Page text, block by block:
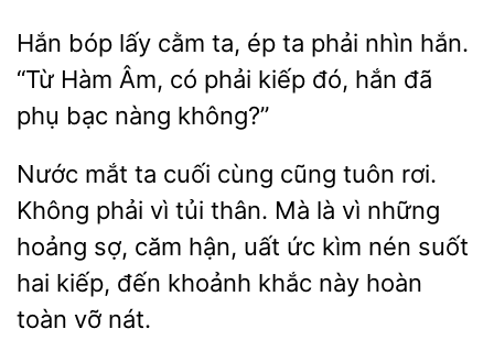
Hắn bóp lấy cằm ta, ép ta phải nhìn hắn.
“Từ
có phải kiếp đó,
đã
phụ bạc nàng không?”
Nước mắt ta cuối cùng cũng tuôn rơi.
Không
vì tủi thân. Mà là vì những
hoảng sợ, căm hận,
ức kìm nén suốt
kiếp, đến khoảnh khắc này hoàn
toàn vỡ nát.